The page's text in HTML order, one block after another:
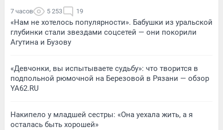
7 часов 5 253 19
«Нам не хотелось популярности». Бабушки из уральской
глубинки стали звездами соцсетей — они покорили
Агутина и Бузову
«Девчонки, вы испытываете судьбу»: что творится в
подпольной рюмочной на Березовой в Рязани — обзор
YA62.RU
Накипело у младшей сестры: «Она уехала жить, а я
осталась быть хорошей»